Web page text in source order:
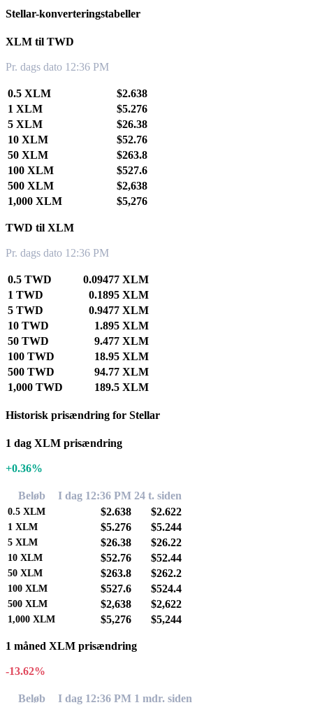
Stellar-konverteringstabeller
XLM til TWD
Pr. dags dato 12:36 PM
0.5 XLM
$2.638
1 XLM
$5.276
5 XLM
$26.38
10 XLM
$52.76
50 XLM
$263.8
100 XLM
$527.6
500 XLM
$2,638
1,000 XLM
$5,276
TWD til XLM
Pr. dags dato 12:36 PM
0.5 TWD
0.09477 XLM
1 TWD
0.1895 XLM
5 TWD
0.9477 XLM
10 TWD
1.895 XLM
50 TWD
9.477 XLM
100 TWD
18.95 XLM
500 TWD
94.77 XLM
1,000 TWD
189.5 XLM
Historisk prisændring for Stellar
1 dag XLM prisændring
+0.36%
Beløb I dag 12:36 PM 24 t. siden
0.5 XLM $2.638 $2.622
1 XLM $5.276 $5.244
5 XLM $26.38 $26.22
10 XLM $52.76 $52.44
50 XLM $263.8 $262.2
100 XLM $527.6 $524.4
500 XLM $2,638 $2,622
1,000 XLM $5,276 $5,244
1 måned XLM prisændring
-13.62%
Beløb I dag 12:36 PM 1 mdr. siden